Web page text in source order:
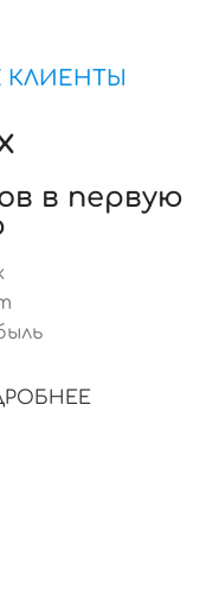
КЛИЕНТЫ
в первую